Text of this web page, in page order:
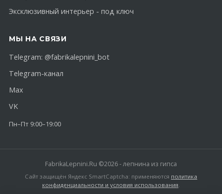
Эксклюзивный интерьер - под ключ
МЫ НА СВЯЗИ
Telegram: @fabrikalepnini_bot
Telegram-канал
Max
VK
Пн–Пт 9:00–19:00
FabrikaLepnini.Ru ©2026 - лепнина из гипса
Сайт защищён Яндекс SmartCaptcha: применяются политика
конфиденциальности и условия использования.